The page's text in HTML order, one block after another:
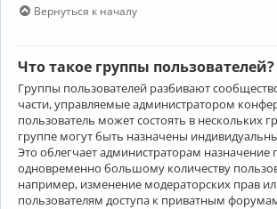
Вернуться к началу
Что такое группы пользователей?
Группы пользователей разбивают
части, управляемые администратором
пользователь может состоять в нескольких
группе могут быть назначены
Это облегчает администраторам назначение
одновременно большому количеству
например, изменение модераторских прав
пользователям доступа к приватным